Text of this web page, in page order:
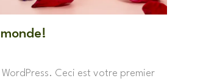
WordPress. Ceci est votre premier